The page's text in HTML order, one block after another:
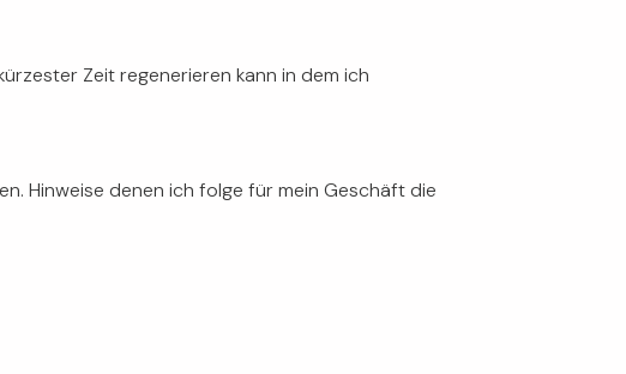
Zeit regenerieren kann in dem ich
Hinweise denen ich folge für mein Geschäft die